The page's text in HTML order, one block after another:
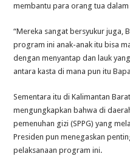
membantu para orang tua
“Mereka sangat bersyukur juga,
program ini anak-anak itu bisa
dengan menyantap dan lauk
antara kasta di mana pun itu
Sementara itu di Kalimantan
mengungkapkan bahwa di
pemenuhan gizi (SPPG) yang
Presiden pun menegaskan
pelaksanaan program ini.